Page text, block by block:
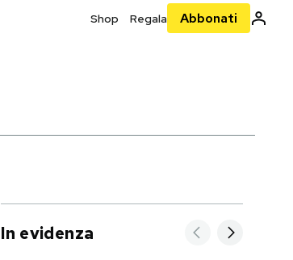
Shop Regala Abbonati
In evidenza